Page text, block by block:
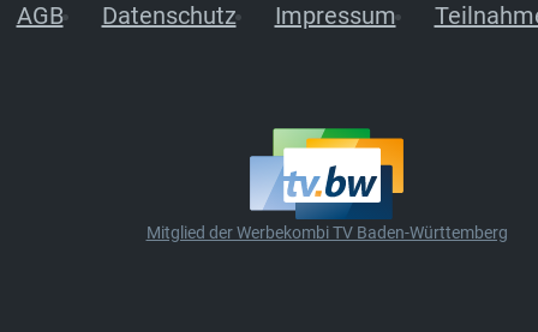
AGB Datenschutz Impressum
Mitglied der Werbekombi TV Baden-Württemberg